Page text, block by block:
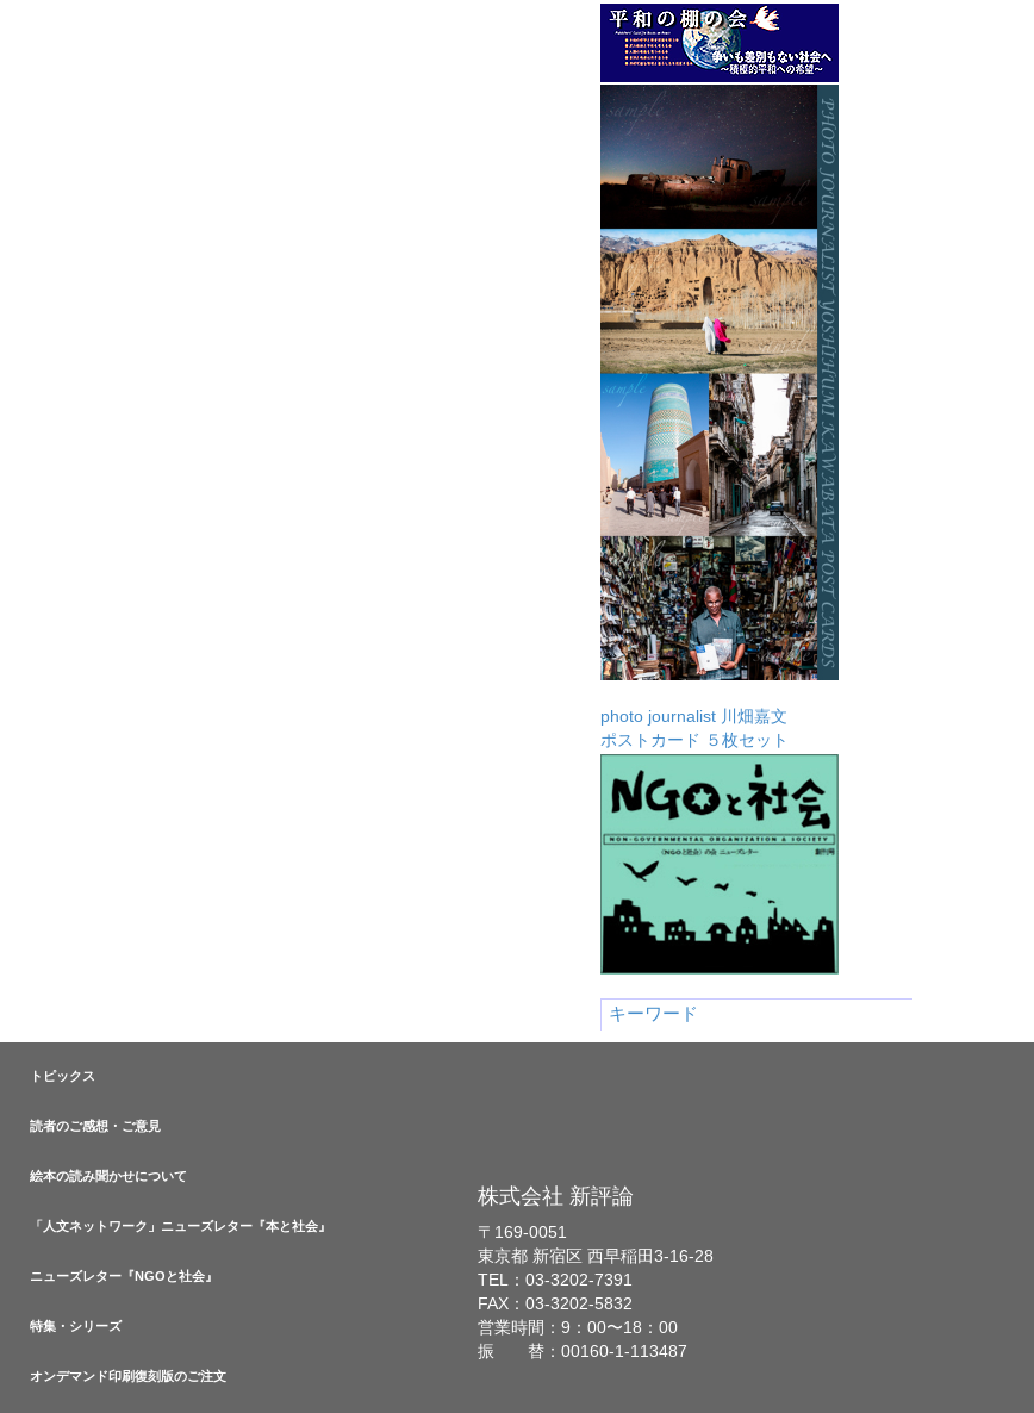
photo journalist 川畑嘉文
ポストカード ５枚セット
キーワード
トピックス
読者のご感想・ご意見
絵本の読み聞かせについて
「人文ネットワーク」ニューズレター『本と社会』
ニューズレター『NGOと社会』
特集・シリーズ
オンデマンド印刷復刻版のご注文
株式会社 新評論
〒169-0051
東京都 新宿区 西早稲田3-16-28
TEL：03-3202-7391
FAX：03-3202-5832
営業時間：9：00〜18：00
振 替：00160-1-113487